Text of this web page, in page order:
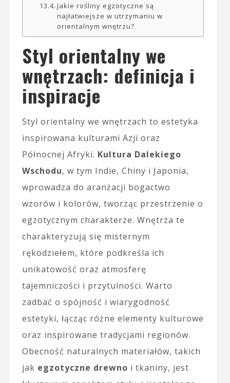
Jakie rośliny egzotyczne są
najłatwiejsze w utrzymaniu w
orientalnym wnętrzu?
Styl orientalny we
wnętrzach: definicja i
inspiracje
Styl orientalny we wnętrzach to estetyka
inspirowana kulturami Azji oraz
Północnej Afryki. Kultura Dalekiego
Wschodu, w tym Indie, Chiny i Japonia,
wprowadza do aranżacji bogactwo
wzorów i kolorów, tworząc przestrzenie o
egzotycznym charakterze. Wnętrza te
charakteryzują się misternym
rękodziełem, które podkreśla ich
unikatowość oraz atmosferę
tajemniczości i przytulności. Warto
zadbać o spójność i wiarygodność
estetyki, łącząc różne elementy kulturowe
oraz inspirowane tradycjami regionów.
Obecność naturalnych materiałów, takich
jak egzotyczne drewno i tkaniny, jest